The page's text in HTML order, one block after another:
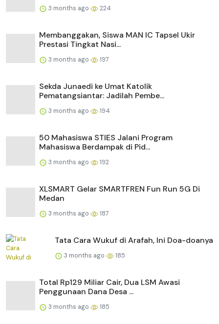
3 months ago 224
Membanggakan, Siswa MAN IC Tapsel Ukir
Prestasi Tingkat Nasi...
3 months ago 197
Sekda Junaedi ke Umat Katolik
Pematangsiantar: Jadilah Pembe...
3 months ago 194
50 Mahasiswa STIES Jalani Program
Mahasiswa Berdampak di Pid...
3 months ago 192
XLSMART Gelar SMARTFREN Fun Run 5G Di
Medan
3 months ago 187
Tata Cara Wukuf di Arafah, Ini Doa-doanya
3 months ago 185
Total Rp129 Miliar Cair, Dua LSM Awasi
Penggunaan Dana Desa ...
3 months ago 185